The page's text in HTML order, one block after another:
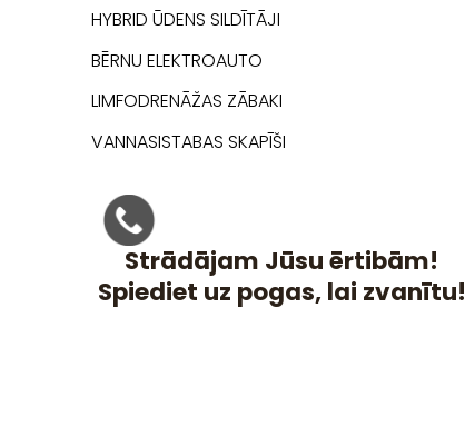
HYBRID ŪDENS SILDĪTĀJI
BĒRNU ELEKTROAUTO
LIMFODRENĀŽAS ZĀBAKI
VANNASISTABAS SKAPĪŠI
Strādājam Jūsu ērtibām!
Spiediet uz pogas, lai zvanītu!